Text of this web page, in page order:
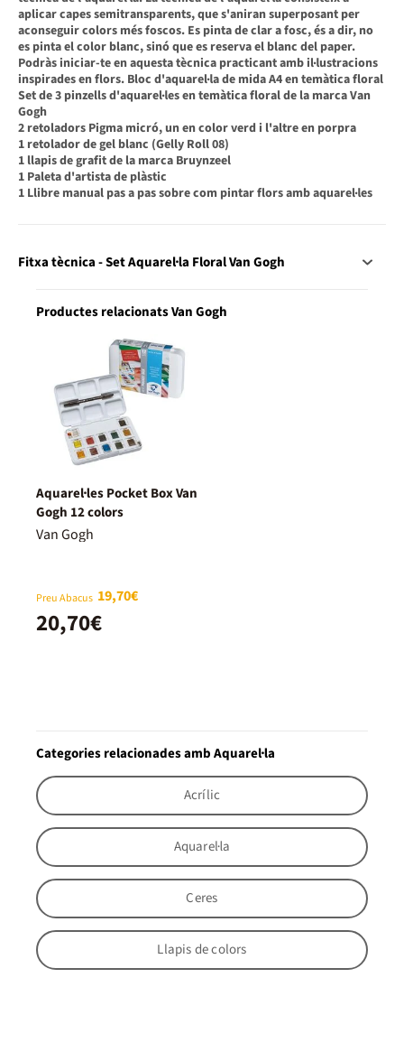
aplicar capes semitransparents, que s'aniran superposant per
aconseguir colors més foscos. Es pinta de clar a fosc, és a dir, no
es pinta el color blanc, sinó que es reserva el blanc del paper.
Podràs iniciar-te en aquesta tècnica practicant amb il·lustracions
inspirades en flors. Bloc d'aquarel·la de mida A4 en temàtica floral
Set de 3 pinzells d'aquarel·les en temàtica floral de la marca Van
Gogh
2 retoladors Pigma micró, un en color verd i l'altre en porpra
1 retolador de gel blanc (Gelly Roll 08)
1 llapis de grafit de la marca Bruynzeel
1 Paleta d'artista de plàstic
1 Llibre manual pas a pas sobre com pintar flors amb aquarel·les
Fitxa tècnica - Set Aquarel·la Floral Van Gogh
Productes relacionats Van Gogh
Aquarel·les Pocket Box Van
Gogh 12 colors
Van Gogh
Preu Abacus 19,70€
20,70€
Categories relacionades amb Aquarel·la
Acrílic
Aquarel·la
Ceres
Llapis de colors